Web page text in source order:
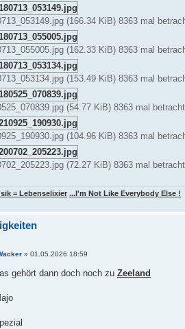
(166.34 KiB) 8363 mal
(162.33 KiB) 8363 mal
(153.49 KiB) 8363 mal
(54.77 KiB) 8363 mal
(104.96 KiB) 8363 mal
(72.27 KiB) 8363 mal
= Lebenselixier ...I'm Not Like Everybody Else !
» 01.05.2026 18:59
gehört dann doch noch zu Zeeland